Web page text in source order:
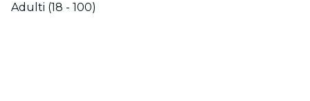
Adulti (18 - 100)